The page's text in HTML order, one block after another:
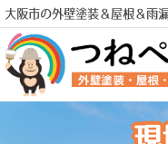
大阪市の外壁塗装＆屋根＆雨
現